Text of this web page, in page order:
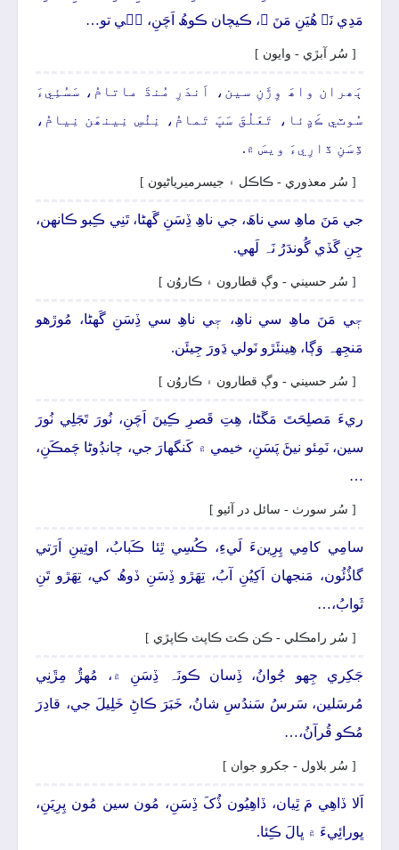
مَدِي نَہ ھُيَنِ مَنَ ۾، ڪيچان ڪوھُ اَچَنِ، جٖي تو…
[ سُر آبڙي - وايون ]
ٻَھران واھَ وِڙَنِ سين، اَندَرِ مُنڌَ ماتامُ، سَسُئِيءَ
سُوٽي ڪَڍِئا، تَعَلُقَ سَڀَ تَمامُ، نِئُسِ نِينھَن نِيامُ،
ڏِسَنِ ڏارِيءَ ويسَ ۾.
[ سُر معذوري - ڪاڪل ۽ جيسرميرياڻيون ]
جي مَنَ ماھِ سي ناھَ، جي ناھِ ڏِسَنِ گَهڻا، تَنِي ڪِبو ڪانهن،
جِنِ گَڏي گُوندَرُ نَہ لَھي.
[ سُر حسيني - وڳ قطارون ۽ ڪاروُن ]
جٖي مَنَ ماھِ سي ناھِ، جٖي ناھِ سي ڏِسَنِ گَهڻا، مُوڙھو
مَنجِهہ وَڳا، ھِينئَڙو نَولي ڍَورَ جِيئَن.
[ سُر حسيني - وڳ قطارون ۽ ڪاروُن ]
ريءَ مَصلِحَتَ مَڱڻا، ھِتِ قَصرِ ڪِينَ اَچَنِ، نُورَ تَجَلِي نُورَ
سين، نَمِئو نيڻَ پَسَنِ، خيمي ۾ کَنگهارَ جي، چانڊُوڻا چَمڪَنِ،
…
[ سُر سورٺ - سائل در آئيو ]
سامِي کامِي پِرِينءَ لَيءِ، ڪُسِي ٿِئا ڪَبابُ، اوتِينِ اَرَتي
گاڏُئُون، مَنجهان اَکِيُنِ آبُ، تِھَڙو ڏِسَنِ ڏوھُ کي، تِھَڙو تَنِ
ثَوابُ،…
[ سُر رامڪلي - ڪن ڪٽ ڪاپٽ ڪاپڙي ]
جَکِري جِھو جُوانُ، ڏِسان ڪونَہ ڏِسَنِ ۾، مُھڙُ مِڙَنِي
مُرسَلين، سَرسُ سَندُسِ شانُ، خَبَرَ ڪاڻِ خَلِيلَ جي، قادِرَ
مُڪو قُرآنُ،…
[ سُر بلاول - جکرو جوان ]
اَلا ڏاھِي مَ ٿِيان، ڏاھِيُون ڏُکَ ڏِسَنِ، مُون سين مُون پِرِيَنِ،
ڀورائِيءَ ۾ ڀالَ ڪِئا.